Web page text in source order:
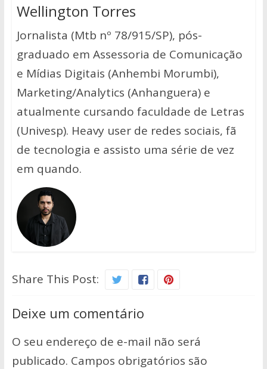
Wellington Torres
Jornalista (Mtb nº 78/915/SP), pós-
graduado em Assessoria de Comunicação
e Mídias Digitais (Anhembi Morumbi),
Marketing/Analytics (Anhanguera) e
atualmente cursando faculdade de Letras
(Univesp). Heavy user de redes sociais, fã
de tecnologia e assisto uma série de vez
em quando.
Share This Post:
Deixe um comentário
O seu endereço de e-mail não será
publicado. Campos obrigatórios são